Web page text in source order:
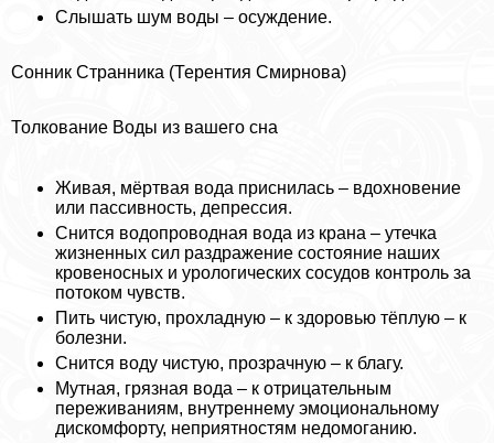
Слышать шум воды – осуждение.
Сонник Странника (Терентия Смирнова)
Толкование Воды из вашего сна
Живая, мёртвая вода приснилась – вдохновение
или пассивность, депрессия.
Снится водопроводная вода из крана – утечка
жизненных сил раздражение состояние наших
кровеносных и урологических сосудов контроль за
потоком чувств.
Пить чистую, прохладную – к здоровью тёплую – к
болезни.
Снится воду чистую, прозрачную – к благу.
Мутная, грязная вода – к отрицательным
переживаниям, внутреннему эмоциональному
дискомфорту, неприятностям недомоганию.